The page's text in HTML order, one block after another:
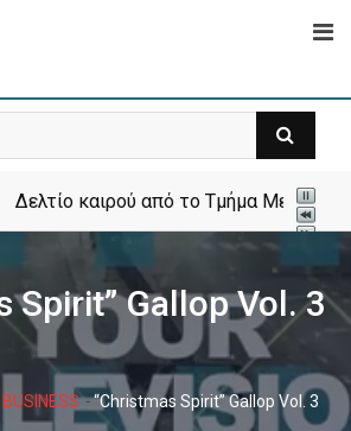
Δελτίο καιρού από το Τμήμα
Spirit” Gallop Vol. 3
BUSINESS-“Christmas Spirit” Gallop Vol. 3